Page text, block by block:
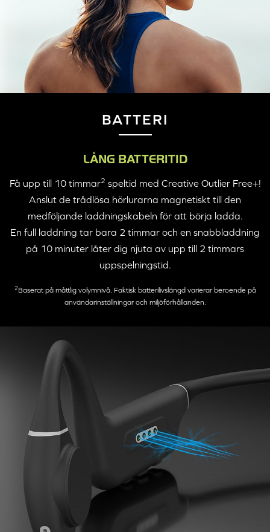
BATTERI
LÅNG BATTERITID
Få upp till 10 timmar2 speltid med Creative Outlier Free+!
Anslut de trådlösa hörlurarna magnetiskt till den
medföljande laddningskabeln för att börja ladda.
En full laddning tar bara 2 timmar och en snabbladdning
på 10 minuter låter dig njuta av upp till 2 timmars
uppspelningstid.
2 Baserat på måttlig volymnivå. Faktisk batterilivslängd varierar beroende på
användarinställningar och miljöförhållanden.